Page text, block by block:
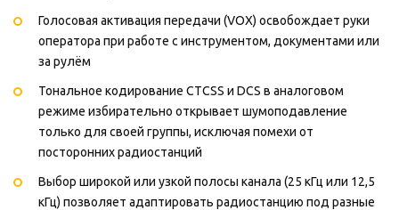
Голосовая активация передачи (VOX) освобождает руки
оператора при работе с инструментом, документами или
за рулём
Тональное кодирование CTCSS и DCS в аналоговом
режиме избирательно открывает шумоподавление
только для своей группы, исключая помехи от
посторонних радиостанций
Выбор широкой или узкой полосы канала (25 кГц или 12,5
кГц) позволяет адаптировать радиостанцию под разные